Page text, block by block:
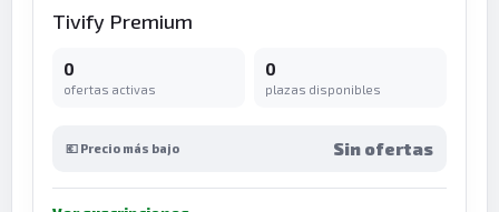
Tivify Premium
0
ofertas activas
0
plazas disponibles
💶 Precio más bajo Sin ofertas